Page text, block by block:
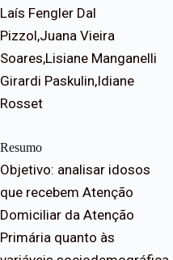
Laís Fengler Dal
Pizzol,Juana Vieira
Soares,Lisiane Manganelli
Girardi Paskulin,Idiane
Rosset
Resumo
Objetivo: analisar idosos
que recebem Atenção
Domiciliar da Atenção
Primária quanto às